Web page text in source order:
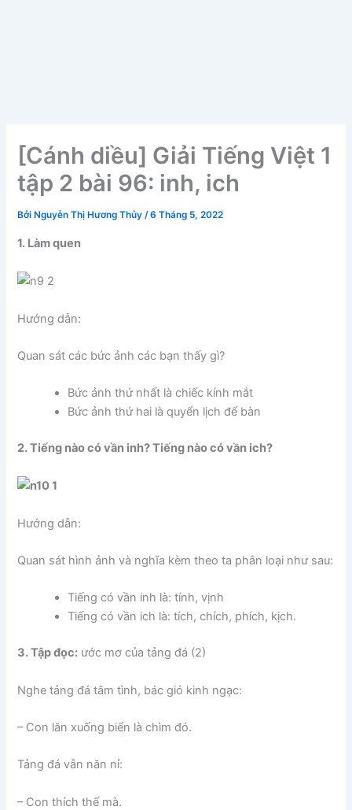
[Cánh diều] Giải Tiếng Việt 1
tập 2 bài 96: inh, ich
Bởi Nguyễn Thị Hương Thủy/6 Tháng 5, 2022
1. Làm quen
Hướng dẫn:
Quan sát các bức ảnh các bạn thấy gì?
Bức ảnh thứ nhất là chiếc kính mắt
Bức ảnh thứ hai là quyển lịch để bàn
2. Tiếng nào có vần inh? Tiếng nào có vần ich?
Hướng dẫn:
Quan sát hình ảnh và nghĩa kèm theo ta phân loại như sau:
Tiếng có vần inh là: tính, vịnh
Tiếng có vần ich là: tích, chích, phích, kịch.
3. Tập đọc: ước mơ của tảng đá (2)
Nghe tảng đá tâm tình, bác gió kinh ngạc:
– Con lăn xuống biển là chìm đó.
Tảng đá vẫn năn nỉ:
– Con thích thế mà.